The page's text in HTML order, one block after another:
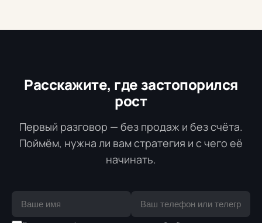
Расскажите, где застопорился
рост
Первый разговор — без продаж и без счёта.
Поймём, нужна ли вам стратегия и с чего её
начинать.